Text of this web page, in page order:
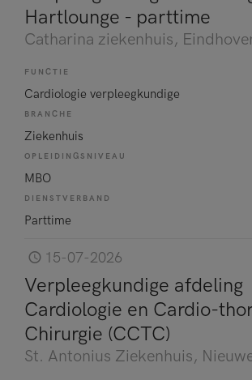
Hartlounge - parttime
Catharina ziekenhuis,
FUNCTIE
Cardiologie verpleegkundige
BRANCHE
Ziekenhuis
OPLEIDINGSNIVEAU
MBO
DIENSTVERBAND
Parttime
15-07-2026
Verpleegkundige afdeling
Cardiologie en Cardio-
Chirurgie (CCTC)
St. Antonius Ziekenhuis,